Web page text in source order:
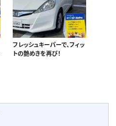
フレッシュキーパーで、フィッ
トの艶めきを再び！